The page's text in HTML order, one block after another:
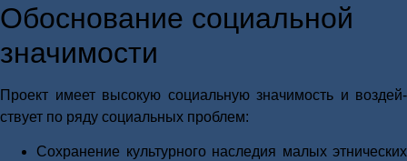
Обос­но­ва­ние соци­аль­ной
зна­чи­мо­сти
Про­ект име­ет высо­кую соци­аль­ную зна­чи­мость и воз­дей­
ству­ет по ряду соци­аль­ных про­блем:
Сохра­не­ние куль­тур­но­го насле­дия малых этни­че­ских